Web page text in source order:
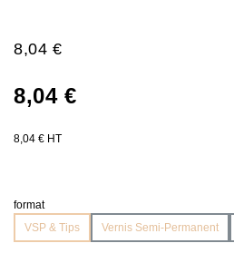
8,04 €
8,04 €
8,04 € HT
format
VSP & Tips
Vernis Semi-Permanent